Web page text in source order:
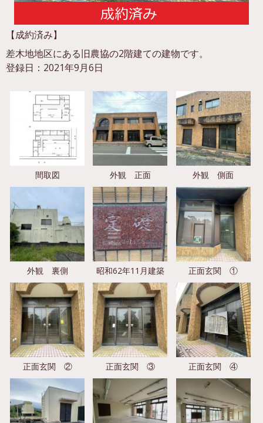
【成約済み】
差木地地区にある旧農協の2階建ての建物です。
登録日：2021年9月6日
間取図 外観 正面 外観 側面
外観 裏側 昭和62年11月建築 正面玄関 ①
正面玄関 ② 正面玄関 ③ 正面玄関 ④